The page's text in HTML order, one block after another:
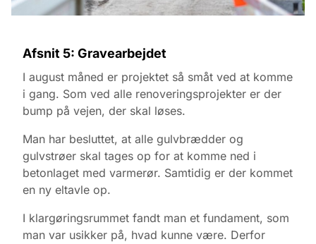
Afsnit 5: Gravearbejdet
I august måned er projektet så småt ved at komme
i gang. Som ved alle renoveringsprojekter er der
bump på vejen, der skal løses.
Man har besluttet, at alle gulvbrædder og
gulvstrøer skal tages op for at komme ned i
betonlaget med varmerør. Samtidig er der kommet
en ny eltavle op.
I klargøringsrummet fandt man et fundament, som
man var usikker på, hvad kunne være. Derfor